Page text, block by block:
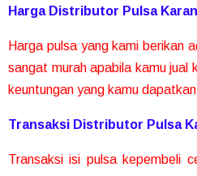
Harga Distributor Pulsa
Harga pulsa yang kami berikan
sangat murah apabila kamu jual
keuntungan yang kamu
Transaksi Distributor Pulsa
Transaksi isi pulsa kepembeli